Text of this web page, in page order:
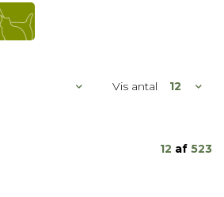
Vis antal
12 af 523